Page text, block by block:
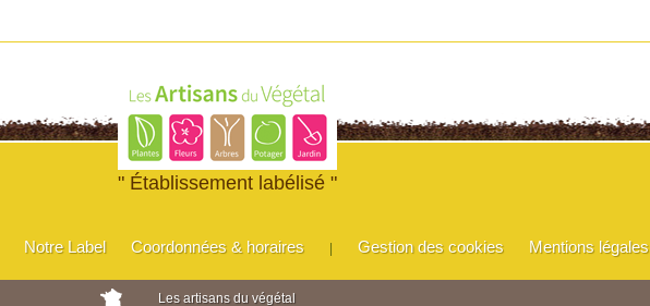
" Établissement labélisé "
Notre Label Coordonnées & horaires Gestion des cookies Mentions légales
Les artisans du végétal